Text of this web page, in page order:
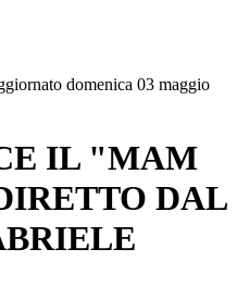
domenica 03 maggio
IL "MAM
DAL